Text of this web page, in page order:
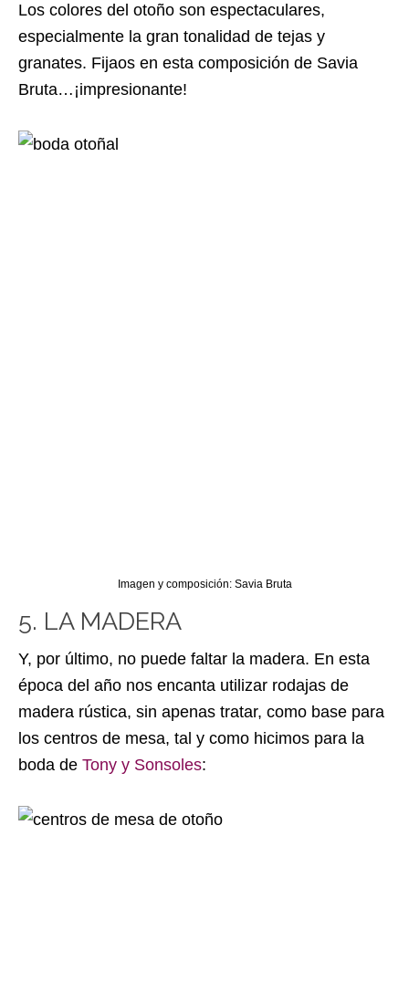
Los colores del otoño son espectaculares,
especialmente la gran tonalidad de tejas y
granates. Fijaos en esta composición de Savia
Bruta…¡impresionante!
Imagen y composición: Savia Bruta
5. LA MADERA
Y, por último, no puede faltar la madera. En esta
época del año nos encanta utilizar rodajas de
madera rústica, sin apenas tratar, como base para
los centros de mesa, tal y como hicimos para la
boda de Tony y Sonsoles: